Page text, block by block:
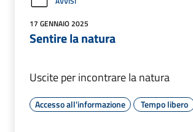
17 GENNAIO 2025
Sentire la natura
Uscite per incontrare la natura
Accesso all'informazione Tempo libero